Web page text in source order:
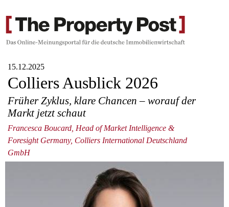
15.12.2025
Colliers Ausblick 2026
Früher Zyklus, klare Chancen – worauf der
Markt jetzt schaut
Francesca Boucard, Head of Market Intelligence &
Foresight Germany, Colliers International Deutschland
GmbH